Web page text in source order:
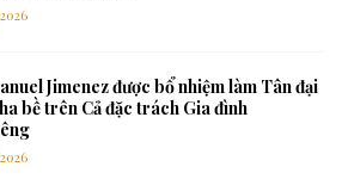
Jimenez được bổ nhiệm làm Tân đại
bề trên Cả đặc trách Gia đình